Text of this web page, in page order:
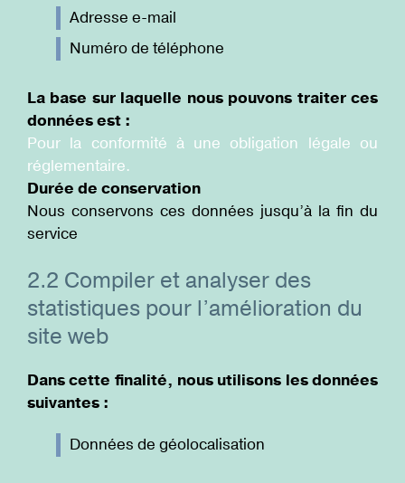
Adresse e-mail
Numéro de téléphone
La base sur laquelle nous pouvons traiter ces
données est :
Pour la conformité à une obligation légale ou
réglementaire.
Durée de conservation
Nous conservons ces données jusqu’à la fin du
service
2.2 Compiler et analyser des
statistiques pour l’amélioration du
site web
Dans cette finalité, nous utilisons les données
suivantes :
Données de géolocalisation